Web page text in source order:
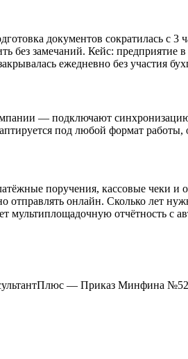
документов сократилась с
без замечаний. Кейс: предприятие
ежедневно без участия
— подключают
под любой формат работы,
поручения, кассовые чеки и
онлайн. Сколько лет
отчётность с
— Приказ Минфина